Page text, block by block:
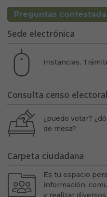
Preguntas
Sede electrónica
Instancias,
Consulta censo electoral
¿puedo votar?
de mesa?
Carpeta ciudadana
Es tu espacio
información,
y realizar